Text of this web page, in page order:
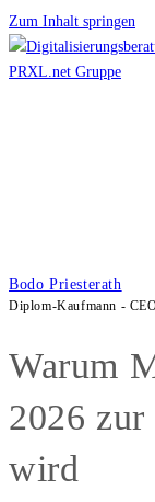
Zum Inhalt springen
Bodo Priesterath
Diplom-Kaufmann -
Warum
2026 zur
wird